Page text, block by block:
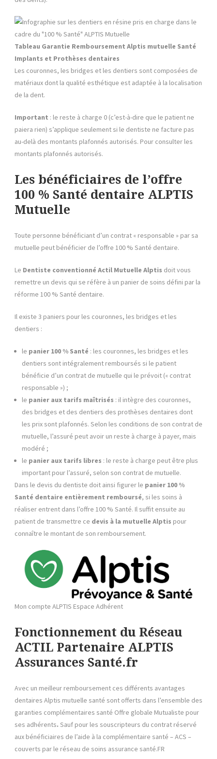
Tableau Garantie Remboursement Alptis mutuelle Santé
Implants et Prothèses dentaires
Les couronnes, les bridges et les dentiers sont composées de
matériaux dont la qualité esthétique est adaptée à la localisation
de la dent.
Important : le reste à charge 0 (c’est-à-dire que le patient ne
paiera rien) s’applique seulement si le dentiste ne facture pas
au-delà des montants plafonnés autorisés. Pour consulter les
montants plafonnés autorisés.
Les bénéficiaires de l’offre
100 % Santé dentaire ALPTIS
Mutuelle
Toute personne bénéficiant d’un contrat « responsable » par sa
mutuelle peut bénéficier de l’offre 100 % Santé dentaire.
Le Dentiste conventionné Actil Mutuelle Alptis doit vous
remettre un devis qui se réfère à un panier de soins défini par la
réforme 100 % Santé dentaire.
Il existe 3 paniers pour les couronnes, les bridges et les
dentiers :
le panier 100 % Santé : les couronnes, les bridges et les
dentiers sont intégralement remboursés si le patient
bénéficie d’un contrat de mutuelle qui le prévoit (« contrat
responsable ») ;
le panier aux tarifs maîtrisés : il intègre des couronnes,
des bridges et des dentiers des prothèses dentaires dont
les prix sont plafonnés. Selon les conditions de son contrat de
mutuelle, l’assuré peut avoir un reste à charge à payer, mais
modéré ;
le panier aux tarifs libres : le reste à charge peut être plus
important pour l’assuré, selon son contrat de mutuelle.
Dans le devis du dentiste doit ainsi figurer le panier 100 %
Santé dentaire entièrement remboursé, si les soins à
réaliser entrent dans l’offre 100 % Santé. Il suffit ensuite au
patient de transmettre ce devis à la mutuelle Alptis pour
connaître le montant de son remboursement.
Mon compte ALPTIS Espace Adhérent
Fonctionnement du Réseau
ACTIL Partenaire ALPTIS
Assurances Santé.fr
Avec un meilleur remboursement ces différents avantages
dentaires Alptis mutuelle santé sont offerts dans l’ensemble des
garanties complémentaires santé Offre globale Mutualiste pour
ses adhérents. Sauf pour les souscripteurs du contrat réservé
aux bénéficiaires de l’aide à la complémentaire santé – ACS –
couverts par le réseau de soins assurance santé.FR